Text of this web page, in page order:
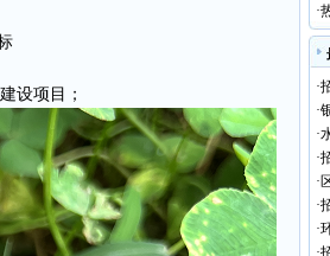
设项目；
·
·
·
·
·
·
·
·
·